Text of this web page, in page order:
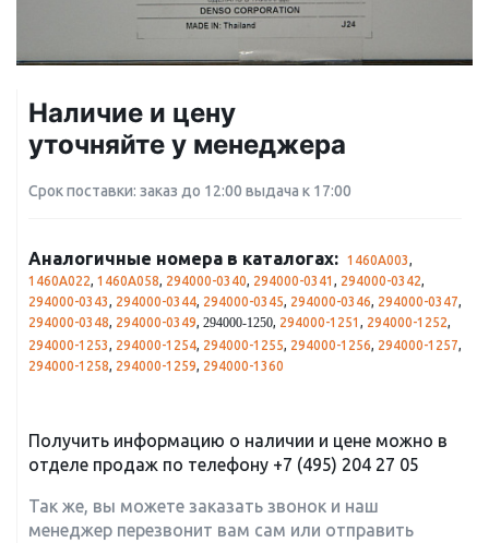
Наличие и цену
уточняйте у менеджера
Срок поставки: заказ до 12:00 выдача к 17:00
Аналогичные номера в каталогах: 1460A003,
1460A022, 1460A058, 294000-0340, 294000-0341 , 294000-0342,
294000-0343, 294000-0344, 294000-0345, 294000-0346, 294000-0347,
294000-0348, 294000-0349, 294000-1250, 294000-1251 , 294000-1252,
294000-1253, 294000-1254, 294000-1255, 294000-1256, 294000-1257,
294000-1258, 294000-1259, 294000-1360
Получить информацию о наличии и цене можно в
отделе продаж по телефону +7 (495) 204 27 05
Так же, вы можете заказать звонок и наш
менеджер перезвонит вам сам или отправить